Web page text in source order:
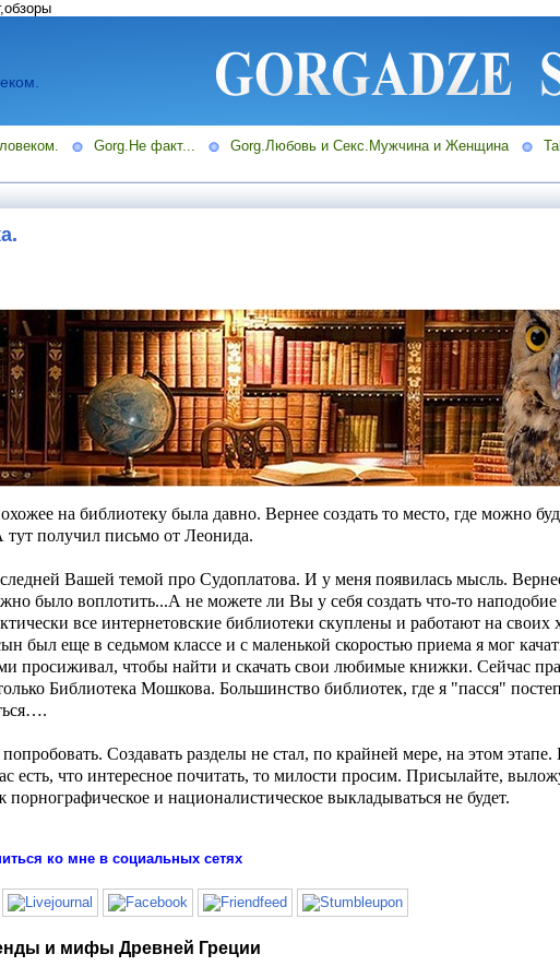
Gorg.Не факт... Gorg.Любовь и Секс.Мужчина и Женщина
на библиотеку была давно. Вернее создать то место, где можно
получил письмо от Леонида.
Вашей темой про Судоплатова. И у меня появилась мысль.
было воплотить...А не можете ли Вы у себя создать что-то
все интернетовские библиотеки скуплены и работают на своих
был еще в седьмом классе и с маленькой скоростью приема я мог
просиживал, чтобы найти и скачать свои любимые книжки. Сейчас
Библиотека Мошкова. Большинство библиотек, где я "пасся"
Создавать разделы не стал, по крайней мере, на этом этапе.
есть, что интересное почитать, то милости просим. Присылайте,
порнографическое и националистическое выкладываться не будет.
ко мне в социальных сетях
и мифы Древней Греции